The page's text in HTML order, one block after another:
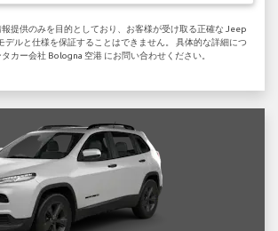
提供のみを目的としており、お客様が受け取る正確な Jeep
ルと仕様を保証することはできません。 具体的な詳細につ
カー会社 Bologna 空港 にお問い合わせください。